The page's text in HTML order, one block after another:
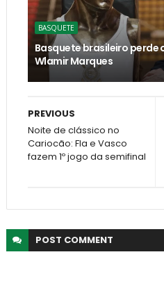
BASQUETE
Basquete brasileiro perde
Wlamir Marques
PREVIOUS
Noite de clássico no
Cariocão: Fla e Vasco
fazem 1º jogo da semifinal
POST COMMENT